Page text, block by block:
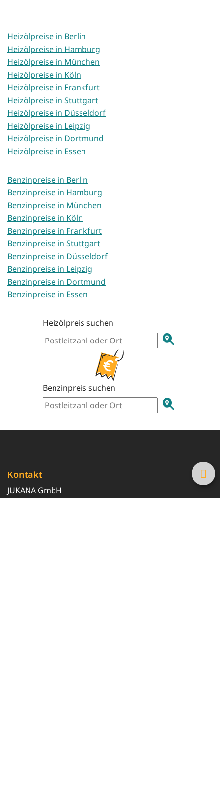
Heizölpreise in Berlin
Heizölpreise in Hamburg
Heizölpreise in München
Heizölpreise in Köln
Heizölpreise in Frankfurt
Heizölpreise in Stuttgart
Heizölpreise in Düsseldorf
Heizölpreise in Leipzig
Heizölpreise in Dortmund
Heizölpreise in Essen
Benzinpreise in Berlin
Benzinpreise in Hamburg
Benzinpreise in München
Benzinpreise in Köln
Benzinpreise in Frankfurt
Benzinpreise in Stuttgart
Benzinpreise in Düsseldorf
Benzinpreise in Leipzig
Benzinpreise in Dortmund
Benzinpreise in Essen
Heizölpreis suchen
Benzinpreis suchen
Kontakt
JUKANA GmbH